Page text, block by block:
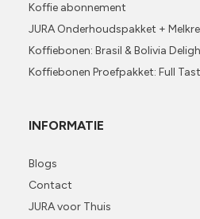
Koffie abonnement
JURA Onderhoudspakket +
Koffiebonen: Brasil & Bolivia
Koffiebonen Proefpakket: Full
INFORMATIE
Blogs
Contact
JURA voor Thuis